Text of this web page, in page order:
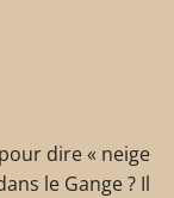
dire « neige
le Gange ? Il